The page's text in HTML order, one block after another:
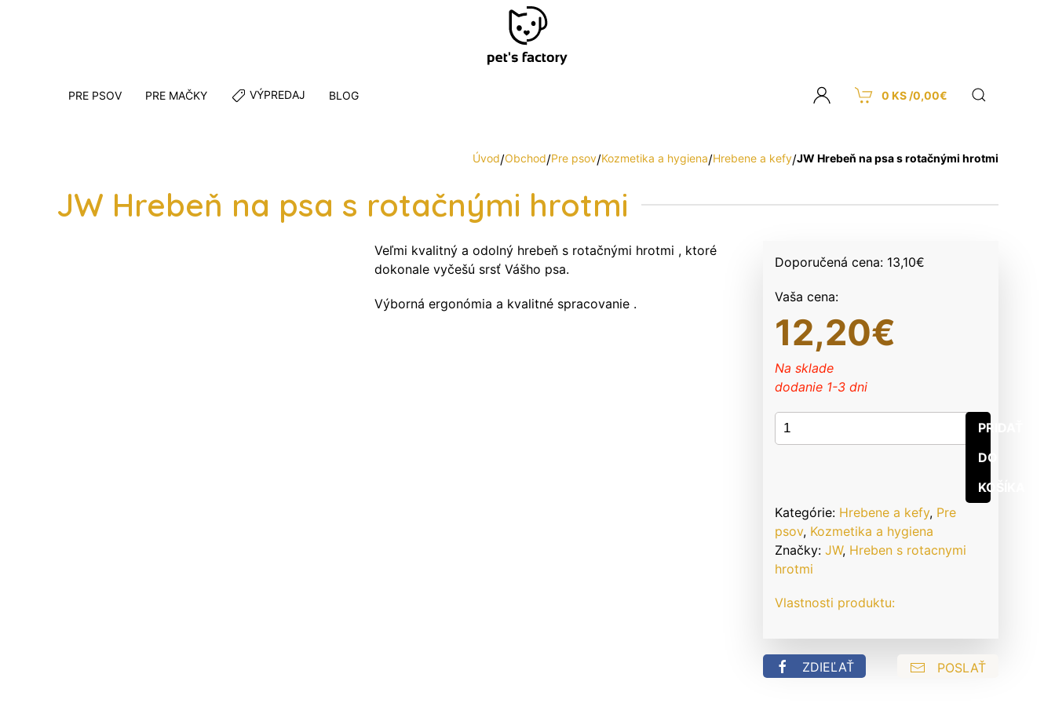
PRE PSOV PRE MAČKY VÝPREDAJ BLOG 0 KS /0,00€
Úvod/Obchod/Pre psov/Kozmetika a hygiena/Hrebene a kefy/JW Hrebeň na psa s rotačnými hrotmi
JW Hrebeň na psa s rotačnými hrotmi
Doporučená cena: 13,10€
Vaša cena:
12,20€
Na sklade
dodanie 1-3 dni
množstvo
JW
s
rotačnými
hrotmi
PRIDAŤ
DO
KOŠÍKA
Kategórie: Hrebene a kefy, Pre
psov, Kozmetika a hygiena
Značky: JW, Hreben s rotacnymi
hrotmi
Vlastnosti produktu:
ZDIEĽAŤ POSLAŤ
Veľmi kvalitný a odolný hrebeň s rotačnými hrotmi , ktoré
dokonale vyčešú srsť Vášho psa.
Výborná ergonómia a kvalitné spracovanie .